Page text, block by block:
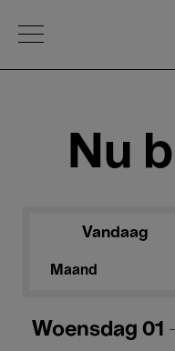
Open Menu
Nu
Vandaag
Maand
Woensdag 01